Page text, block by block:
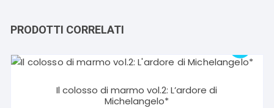
PRODOTTI CORRELATI
Il colosso di marmo vol.2: L’ardore di
Michelangelo*